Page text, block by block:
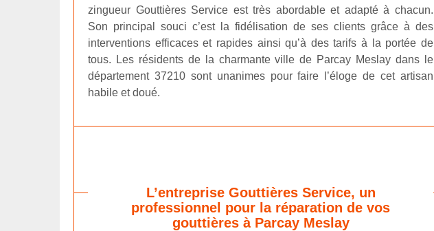
zingueur Gouttières Service est très abordable et adapté à chacun.
Son principal souci c’est la fidélisation de ses clients grâce à des
interventions efficaces et rapides ainsi qu’à des tarifs à la portée de
tous. Les résidents de la charmante ville de Parcay Meslay dans le
département 37210 sont unanimes pour faire l’éloge de cet artisan
habile et doué.
L’entreprise Gouttières Service, un
professionnel pour la réparation de vos
gouttières à Parcay Meslay